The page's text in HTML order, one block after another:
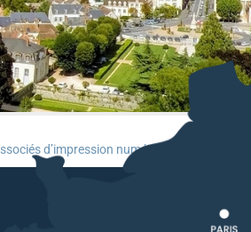
d’impression numérique multifonctions